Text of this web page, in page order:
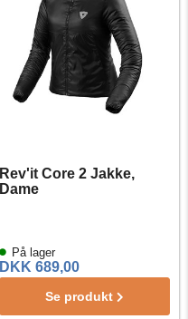
Rev'it Core 2 Jakke,
Dame
På lager
DKK 689,00
Se produkt